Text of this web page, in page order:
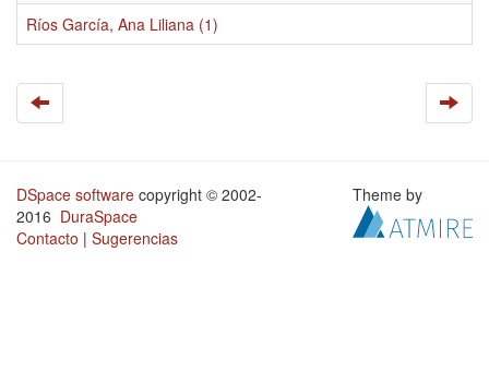
Ríos García, Ana Liliana (1)
DSpace software copyright © 2002-
2016 DuraSpace
Contacto | Sugerencias
Theme by